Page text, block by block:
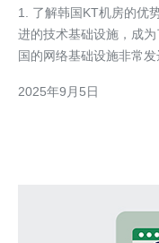
1. 了解韩国KT机房的优势 韩国KT机房凭借其优越的地理位置和
进的技术基础设施，成
国的网络基础设施非常
KT机房的客户服务团队
2025年9月5日